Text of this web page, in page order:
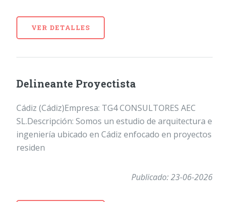
VER DETALLES
Delineante Proyectista
Cádiz (Cádiz)Empresa: TG4 CONSULTORES AEC
SL.Descripción: Somos un estudio de arquitectura e
ingeniería ubicado en Cádiz enfocado en proyectos
residen
Publicado: 23-06-2026